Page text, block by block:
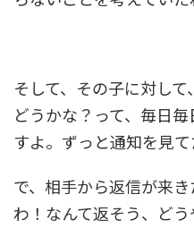
そして、その子に対し
どうかな？って、毎日
すよ。ずっと通知を見て
で、相手から返信が来
わ！なんて返そう、どう